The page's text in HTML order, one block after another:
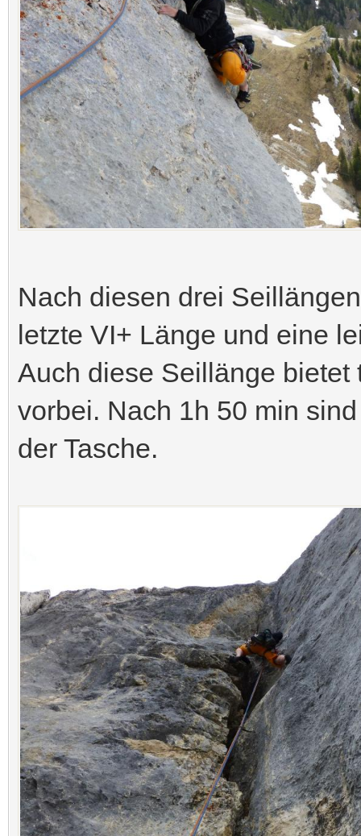
Nach diesen drei
letzte VI+ Länge und eine
Auch diese Seillänge
vorbei. Nach 1h 50 min
der Tasche.